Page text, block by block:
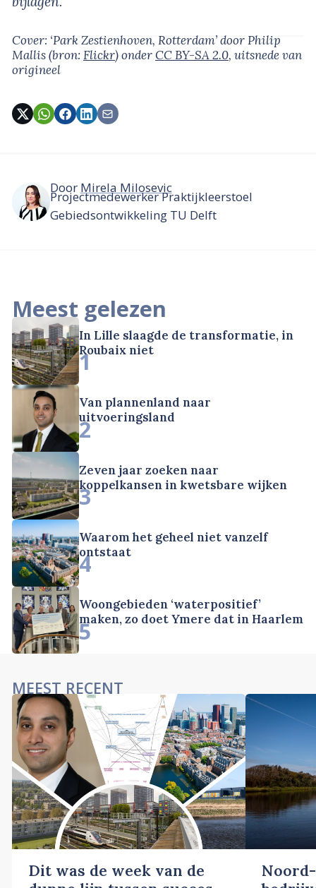
Cover: ‘Park Zestienhoven, Rotterdam’door Philip
Mallis(bron: Flickr)onderCC BY-SA 2.0, uitsnede van
origineel
Door Mirela Milosevic
Projectmedewerker Praktijkleerstoel
Gebiedsontwikkeling TU Delft
Meest gelezen
In Lille slaagde de transformatie, in
Roubaix niet
1
Van plannenland naar
uitvoeringsland
2
Zeven jaar zoeken naar
koppelkansen in kwetsbare wijken
3
Waarom het geheel niet vanzelf
ontstaat
4
Woongebieden ‘waterpositief’
maken, zo doet Ymere dat in Haarlem
5
MEEST RECENT
Dit was de week van de